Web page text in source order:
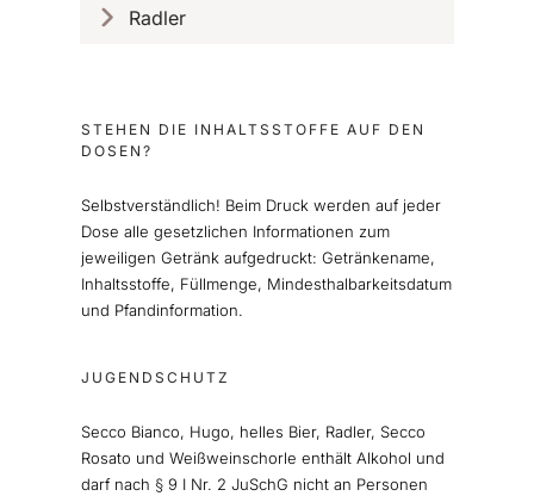
Radler
STEHEN DIE INHALTSSTOFFE AUF DEN
DOSEN?
Selbstverständlich! Beim Druck werden auf jeder
Dose alle gesetzlichen Informationen zum
jeweiligen Getränk aufgedruckt: Getränkename,
Inhaltsstoffe, Füllmenge, Mindesthalbarkeitsdatum
und Pfandinformation.
JUGENDSCHUTZ
Secco Bianco, Hugo, helles Bier, Radler, Secco
Rosato und Weißweinschorle enthält Alkohol und
darf nach § 9 I Nr. 2 JuSchG nicht an Personen